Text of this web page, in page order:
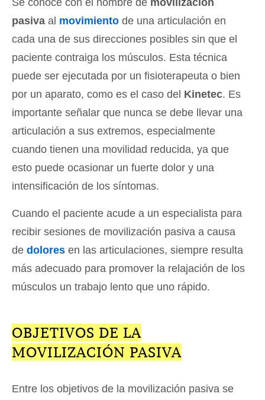
pasiva al movimiento de una articulación en
cada una de sus direcciones posibles sin que el
paciente contraiga los músculos. Esta técnica
puede ser ejecutada por un fisioterapeuta o bien
por un aparato, como es el caso del Kinetec. Es
importante señalar que nunca se debe llevar una
articulación a sus extremos, especialmente
cuando tienen una movilidad reducida, ya que
esto puede ocasionar un fuerte dolor y una
intensificación de los síntomas.
Cuando el paciente acude a un especialista para
recibir sesiones de movilización pasiva a causa
de dolores en las articulaciones, siempre resulta
más adecuado para promover la relajación de los
músculos un trabajo lento que uno rápido.
OBJETIVOS DE LA
MOVILIZACIÓN PASIVA
Entre los objetivos de la movilización pasiva se